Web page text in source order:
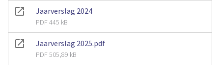
Jaarverslag 2024
PDF 445 kB
Jaarverslag 2025.pdf
PDF 505,89 kB